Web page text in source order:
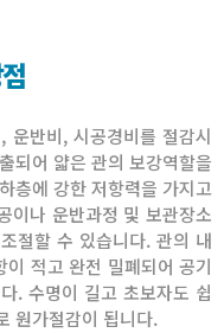
운반비, 시공경비를 절감시
되어 얇은 관의 보강역할을
층에 강한 저항력을 가지고
이나 운반과정 및 보관장소
절할 수 있습니다. 관의 내
적고 완전 밀폐되어 공기
. 수명이 길고 초보자도 쉽
원가절감이 됩니다.